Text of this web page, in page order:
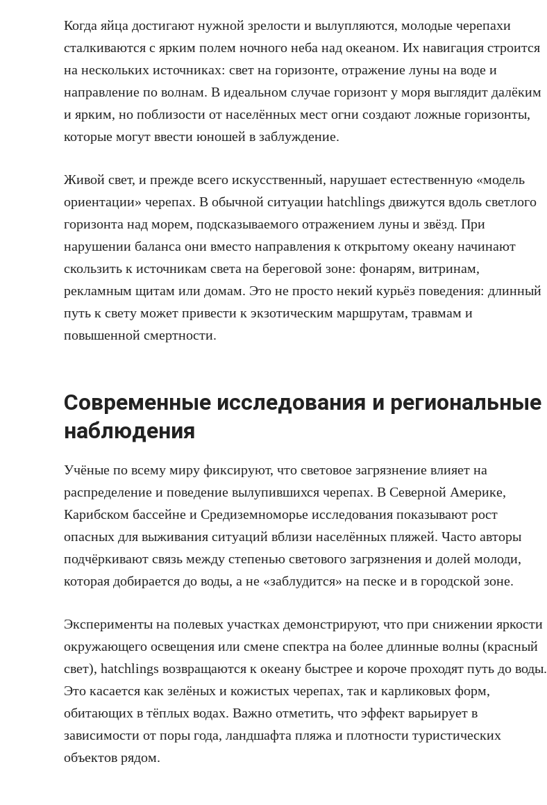
Когда яйца достигают нужной зрелости и вылупляются, молодые черепахи
сталкиваются с ярким полем ночного неба над океаном. Их навигация строится
на нескольких источниках: свет на горизонте, отражение луны на воде и
направление по волнам. В идеальном случае горизонт у моря выглядит далёким
и ярким, но поблизости от населённых мест огни создают ложные горизонты,
которые могут ввести юношей в заблуждение.
Живой свет, и прежде всего искусственный, нарушает естественную «модель
ориентации» черепах. В обычной ситуации hatchlings движутся вдоль светлого
горизонта над морем, подсказываемого отражением луны и звёзд. При
нарушении баланса они вместо направления к открытому океану начинают
скользить к источникам света на береговой зоне: фонарям, витринам,
рекламным щитам или домам. Это не просто некий курьёз поведения: длинный
путь к свету может привести к экзотическим маршрутам, травмам и
повышенной смертности.
Современные исследования и региональные
наблюдения
Учёные по всему миру фиксируют, что световое загрязнение влияет на
распределение и поведение вылупившихся черепах. В Северной Америке,
Карибском бассейне и Средиземноморье исследования показывают рост
опасных для выживания ситуаций вблизи населённых пляжей. Часто авторы
подчёркивают связь между степенью светового загрязнения и долей молоди,
которая добирается до воды, а не «заблудится» на песке и в городской зоне.
Эксперименты на полевых участках демонстрируют, что при снижении яркости
окружающего освещения или смене спектра на более длинные волны (красный
свет), hatchlings возвращаются к океану быстрее и короче проходят путь до воды.
Это касается как зелёных и кожистых черепах, так и карликовых форм,
обитающих в тёплых водах. Важно отметить, что эффект варьирует в
зависимости от поры года, ландшафта пляжа и плотности туристических
объектов рядом.